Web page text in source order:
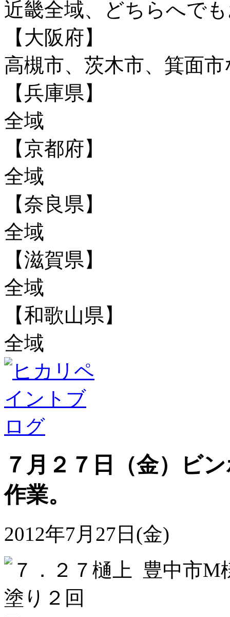
近畿全域、どちらへで
【大阪府】
高槻市、茨木市、箕面
【兵庫県】
全域
【京都府】
全域
【奈良県】
全域
【滋賀県】
全域
【和歌山県】
全域
７月２７日（金）ビ
作業。
2012年7月27日(金)
豊中市M